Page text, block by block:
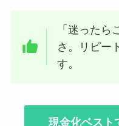
「迷ったら
さ。リピー
す。
現金化ベスト